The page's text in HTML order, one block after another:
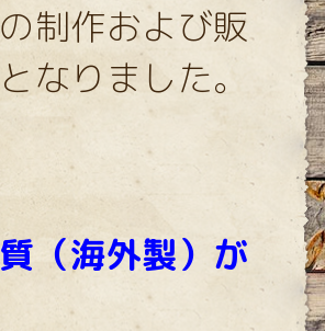
制作および販
なりました。
（海外製）が